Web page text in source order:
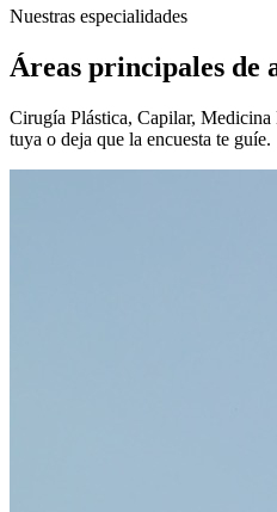
Nuestras especialidades
Áreas principales de
Cirugía Plástica, Capilar,
tuya o deja que la encuesta te guíe.